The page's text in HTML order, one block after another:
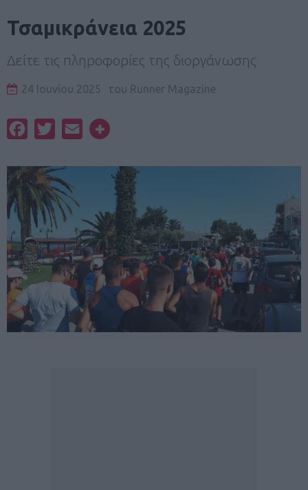
Τσαμικράνεια 2025
Δείτε τις πληροφορίες της διοργάνωσης
24 Ιουνίου 2025 του Runner Magazine
FacebookTwitterEmail